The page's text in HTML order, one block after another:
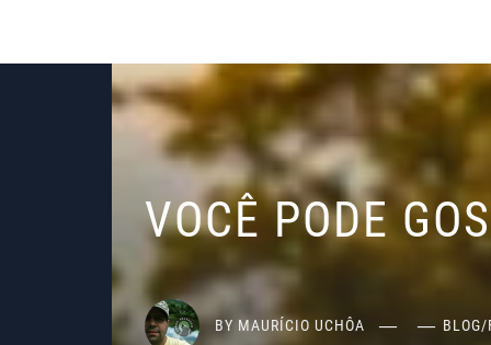
VOCÊ PODE
BY MAURÍCIO UCHÔA BLOG/